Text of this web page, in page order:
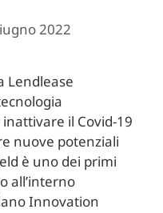
2022
Lendlease
il Covid-19
nuove potenziali
è uno dei primi
all’interno
Innovation